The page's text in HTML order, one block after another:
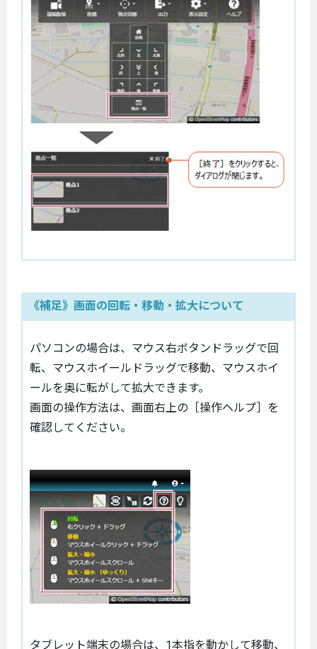
《補足》画面の回転・移動・拡大について
パソコンの場合は、マウス右ボタンドラッグで回
転、マウスホイールドラッグで移動、マウスホイ
ールを奥に転がして拡大できます。
画面の操作方法は、画面右上の［操作ヘルプ］を
確認してください。
タブレット端末の場合は、1本指を動かして移動、